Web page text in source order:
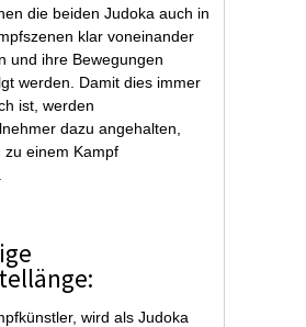
die beiden Judoka auch in
klar voneinander
und ihre Bewegungen
werden. Damit dies immer
ist, werden
dazu angehalten,
zu einem Kampf
wird als Judoka